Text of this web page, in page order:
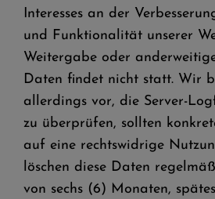
Interesses an der
und Funktionalität unserer
Weitergabe oder
Daten findet nicht statt. Wir
allerdings vor, die Server-
zu überprüfen, sollten
auf eine rechtswidrige
löschen diese Daten
von sechs (6) Monaten,